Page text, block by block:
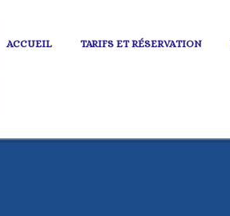
ACCUEIL TARIFS ET RÉSERVATION